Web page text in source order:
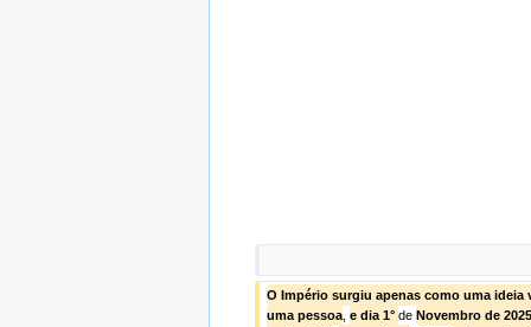
O Império surgiu apenas como uma ideia
uma pessoa, e dia 1° de Novembro de